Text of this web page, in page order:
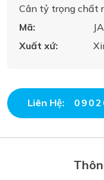
Cân tỷ trọng chất
Mã:
Xuất xứ:
Liên Hệ: